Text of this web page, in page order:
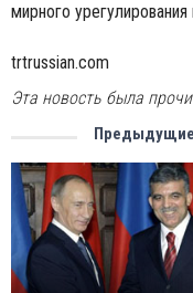
мирного
trtrussian.com
Эта новость была